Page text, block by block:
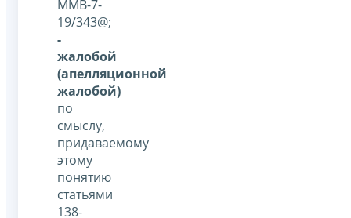
ММВ-7-
19/343@;
-
жалобой
(апелляционной
жалобой)
по
смыслу,
придаваемому
этому
понятию
статьями
138-